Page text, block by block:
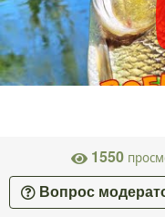
1550
Вопрос